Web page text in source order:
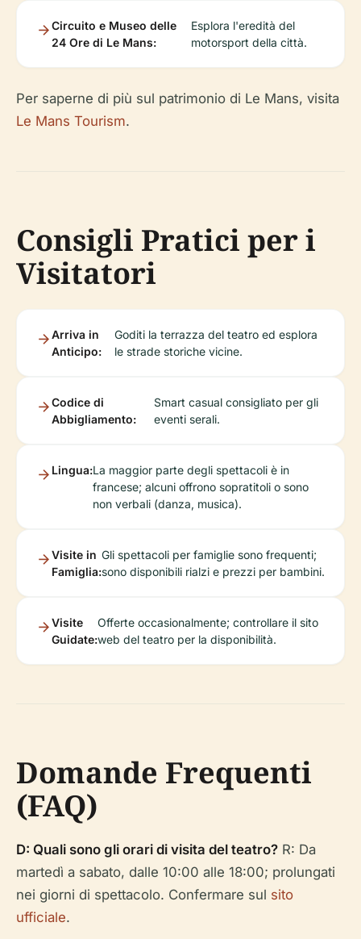
Circuito e Museo delle
24 Ore di Le Mans:
Esplora l'eredità del
motorsport della città.
Per saperne di più sul patrimonio di Le Mans, visita
Le Mans Tourism.
Consigli Pratici per i
Visitatori
Arriva in
Anticipo:
Goditi la terrazza del teatro ed esplora
le strade storiche vicine.
Codice di
Abbigliamento:
Smart casual consigliato per gli
eventi serali.
Lingua:La maggior parte degli spettacoli è in
francese; alcuni offrono sopratitoli o sono
non verbali (danza, musica).
Visite in
Famiglia:
Gli spettacoli per famiglie sono frequenti;
sono disponibili rialzi e prezzi per bambini.
Visite
Guidate:
Offerte occasionalmente; controllare il sito
web del teatro per la disponibilità.
Domande Frequenti
(FAQ)
D: Quali sono gli orari di visita del teatro? R: Da
martedì a sabato, dalle 10:00 alle 18:00; prolungati
nei giorni di spettacolo. Confermare sul sito
ufficiale.